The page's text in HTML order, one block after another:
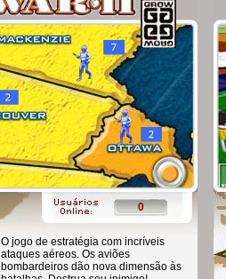
0
O jogo de estratégia com incríveis
ataques aéreos. Os aviões
bombardeiros dão nova dimensão às